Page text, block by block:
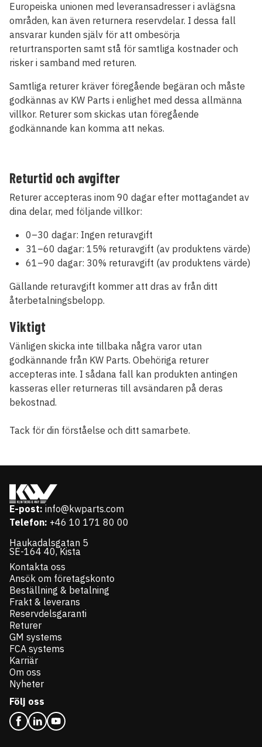
Europeiska unionen med leveransadresser i avlägsna
områden, kan även returnera reservdelar. I dessa fall
ansvarar kunden själv för att ombesörja
returtransporten samt stå för samtliga kostnader och
risker i samband med returen.
Samtliga returer kräver föregående begäran och måste
godkännas av KW Parts i enlighet med dessa allmänna
villkor. Returer som skickas utan föregående
godkännande kan komma att nekas.
Returtid och avgifter
Returer accepteras inom 90 dagar efter mottagandet av
dina delar, med följande villkor:
0–30 dagar: Ingen returavgift
31–60 dagar: 15% returavgift (av produktens värde)
61–90 dagar: 30% returavgift (av produktens värde)
Gällande returavgift kommer att dras av från ditt
återbetalningsbelopp.
Viktigt
Vänligen skicka inte tillbaka några varor utan
godkännande från KW Parts. Obehöriga returer
accepteras inte. I sådana fall kan produkten antingen
kasseras eller returneras till avsändaren på deras
bekostnad.
Tack för din förståelse och ditt samarbete.
E-post: info@kwparts.com
Telefon: +46 10 171 80 00
Haukadalsgatan 5
SE-164 40, Kista
Kontakta oss
Ansök om företagskonto
Beställning & betalning
Frakt & leverans
Reservdelsgaranti
Returer
GM systems
FCA systems
Karriär
Om oss
Nyheter
Följ oss